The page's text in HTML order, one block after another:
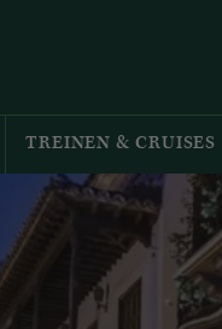
TREINEN & CRUISES